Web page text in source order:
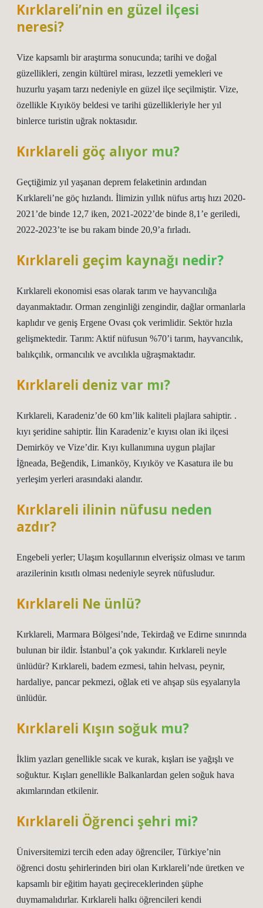
Kırklareli’nin en güzel ilçesi
neresi?
Vize kapsamlı bir araştırma sonucunda; tarihi ve doğal
güzellikleri, zengin kültürel mirası, lezzetli yemekleri ve
huzurlu yaşam tarzı nedeniyle en güzel ilçe seçilmiştir. Vize,
özellikle Kıyıköy beldesi ve tarihi güzellikleriyle her yıl
binlerce turistin uğrak noktasıdır.
Kırklareli göç alıyor mu?
Geçtiğimiz yıl yaşanan deprem felaketinin ardından
Kırklareli’ne göç hızlandı. İlimizin yıllık nüfus artış hızı 2020-
2021’de binde 12,7 iken, 2021-2022’de binde 8,1’e geriledi,
2022-2023’te ise bu rakam binde 20,9’a fırladı.
Kırklareli geçim kaynağı nedir?
Kırklareli ekonomisi esas olarak tarım ve hayvancılığa
dayanmaktadır. Orman zenginliği zengindir, dağlar ormanlarla
kaplıdır ve geniş Ergene Ovası çok verimlidir. Sektör hızla
gelişmektedir. Tarım: Aktif nüfusun %70’i tarım, hayvancılık,
balıkçılık, ormancılık ve avcılıkla uğraşmaktadır.
Kırklareli deniz var mı?
Kırklareli, Karadeniz’de 60 km’lik kaliteli plajlara sahiptir. .
kıyı şeridine sahiptir. İlin Karadeniz’e kıyısı olan iki ilçesi
Demirköy ve Vize’dir. Kıyı kullanımına uygun plajlar
İğneada, Beğendik, Limanköy, Kıyıköy ve Kasatura ile bu
yerleşim yerleri arasındaki alandır.
Kırklareli ilinin nüfusu neden
azdır?
Engebeli yerler; Ulaşım koşullarının elverişsiz olması ve tarım
arazilerinin kısıtlı olması nedeniyle seyrek nüfusludur.
Kırklareli Ne ünlü?
Kırklareli, Marmara Bölgesi’nde, Tekirdağ ve Edirne sınırında
bulunan bir ildir. İstanbul’a çok yakındır. Kırklareli neyle
ünlüdür? Kırklareli, badem ezmesi, tahin helvası, peynir,
hardaliye, pancar pekmezi, oğlak eti ve ahşap süs eşyalarıyla
ünlüdür.
Kırklareli Kışın soğuk mu?
İklim yazları genellikle sıcak ve kurak, kışları ise yağışlı ve
soğuktur. Kışları genellikle Balkanlardan gelen soğuk hava
akımlarından etkilenir.
Kırklareli Öğrenci şehri mi?
Üniversitemizi tercih eden aday öğrenciler, Türkiye’nin
öğrenci dostu şehirlerinden biri olan Kırklareli’nde üretken ve
kapsamlı bir eğitim hayatı geçireceklerinden şüphe
duymamalıdırlar. Kırklareli halkı öğrencileri kendi